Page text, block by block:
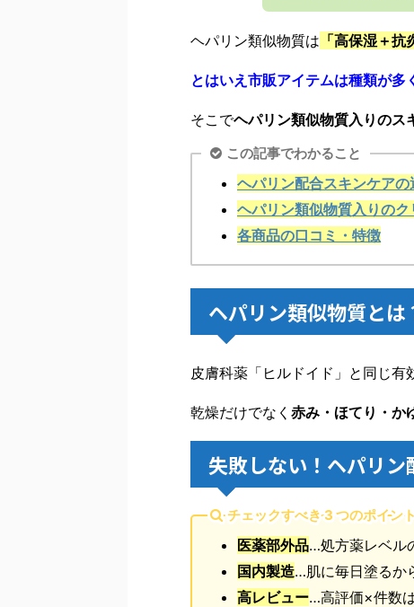
ヘパリン類似物質は 「高保湿＋抗
とはいえ市販アイテムは種類が多
そこでヘパリン類似物質入りのス
この記事でわかること
ヘパリン配合スキンケアの
ヘパリン類似物質入りの
各商品の口コミ・特徴
ヘパリン類似物質と
皮膚科薬「ヒルドイド」と同じ有
乾燥だけでなく 赤み・ほてり・か
失敗しない！ヘパリ
チェックすべき 3 つのポイン
医薬部外品…処方薬レベル
国内製造…肌に毎日塗るか
高レビュー…高評価×件数